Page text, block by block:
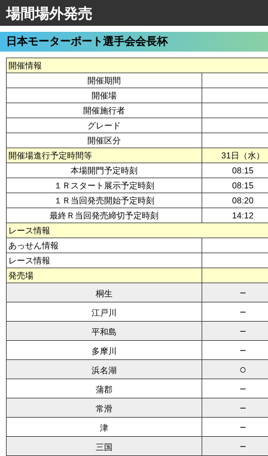
場間場外発売
日本モーターボート選手会会長杯
開催情報
開催期間
開催場
開催施行者
グレード
開催区分
開催場進行予定時間等
31日（水）
本場開門予定時刻
08:15
１Ｒスタート展示予定時刻
08:15
１Ｒ当回発売開始予定時刻
08:20
最終Ｒ当回発売締切予定時刻
14:12
レース情報
あっせん情報
レース情報
発売場
桐生
－
江戸川 －
平和島 －
多摩川 －
浜名湖 ○
蒲郡 －
常滑 －
津 －
三国 －